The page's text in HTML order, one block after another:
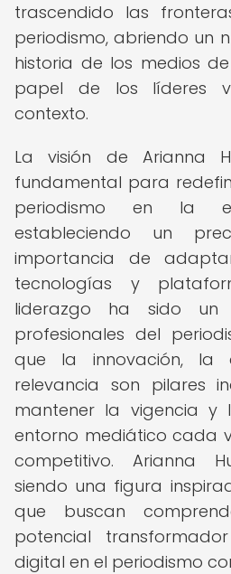
trascendido las
periodismo, abriendo un
historia de los medios
papel de los líderes
contexto.
La visión de Arianna
fundamental para
periodismo en la
estableciendo un
importancia de
tecnologías y
liderazgo ha sido
profesionales del
que la innovación, la
relevancia son pilares
mantener la vigencia y
entorno mediático cada
competitivo. Arianna
siendo una figura
que buscan
potencial
digital en el periodismo